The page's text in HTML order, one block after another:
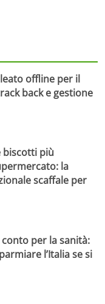
offline per il
back e gestione
biscotti più
la
scaffale per
per la sanità:
l’Italia se si